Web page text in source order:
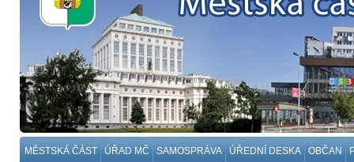
MĚSTSKÁ ČÁST ÚŘAD MČ SAMOSPRÁVA ÚŘEDNÍ DESKA OBČAN